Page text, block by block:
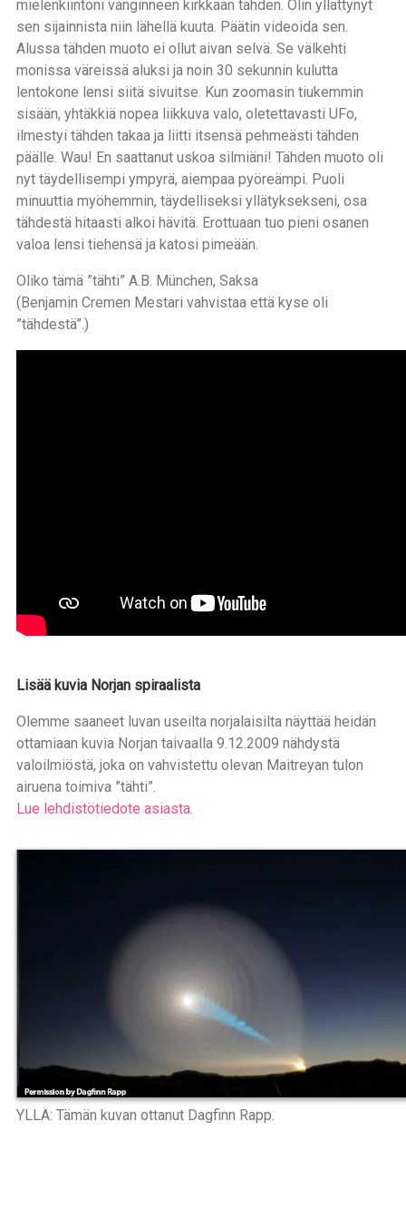
mielenkiintoni vanginneen kirkkaan tähden. Olin yllättynyt
sen sijainnista niin lähellä kuuta. Päätin videoida sen.
Alussa tähden muoto ei ollut aivan selvä. Se välkehti
monissa väreissä aluksi ja noin 30 sekunnin kulutta
lentokone lensi siitä sivuitse. Kun zoomasin tiukemmin
sisään, yhtäkkiä nopea liikkuva valo, oletettavasti UFo,
ilmestyi tähden takaa ja liitti itsensä pehmeästi tähden
päälle. Wau! En saattanut uskoa silmiäni! Tähden muoto oli
nyt täydellisempi ympyrä, aiempaa pyöreämpi. Puoli
minuuttia myöhemmin, täydelliseksi yllätyksekseni, osa
tähdestä hitaasti alkoi hävitä. Erottuaan tuo pieni osanen
valoa lensi tiehensä ja katosi pimeään.
Oliko tämä ”tähti” A.B. München, Saksa
(Benjamin Cremen Mestari vahvistaa että kyse oli
”tähdestä”.)
Lisää kuvia Norjan spiraalista
Olemme saaneet luvan useilta norjalaisilta näyttää heidän
ottamiaan kuvia Norjan taivaalla 9.12.2009 nähdystä
valoilmiöstä, joka on vahvistettu olevan Maitreyan tulon
airuena toimiva ”tähti”.
Lue lehdistötiedote asiasta.
YLLÄ: Tämän kuvan ottanut Dagfinn Rapp.